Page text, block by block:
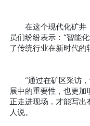
在这个现代化矿井
员们纷纷表示：“智能
了传统行业在新时代的
“通过在矿区采访，
展中的重要性，也更
正走进现场，才能写出
人说。